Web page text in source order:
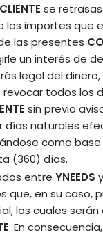
se
los importes que
las presentes
un interés de
legal del
revocar todos los
sin previo
días naturales
como base
(360) días.
entre YNEEDS y
que, en su caso,
los cuales
. En